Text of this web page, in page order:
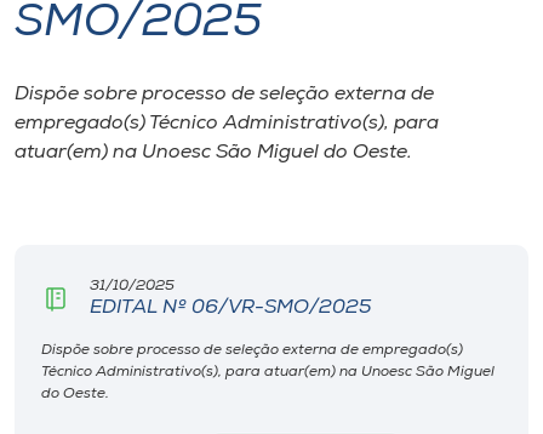
I.nova
Diplomados
Editora
SMO/2025
Dispõe sobre processo de seleção externa de
empregado(s) Técnico Administrativo(s), para
atuar(em) na Unoesc São Miguel do Oeste.
31/10/2025
EDITAL Nº 06/VR-SMO/2025
Dispõe sobre processo de seleção externa de empregado(s)
Técnico Administrativo(s), para atuar(em) na Unoesc São Miguel
do Oeste.